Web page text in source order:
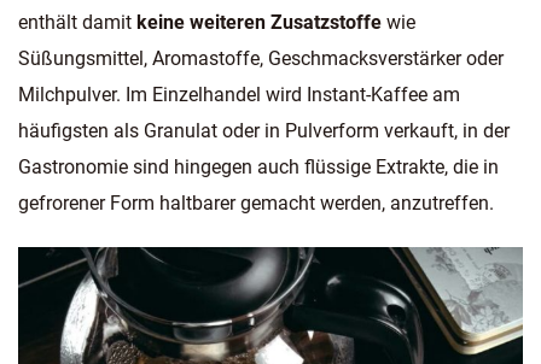
enthält damit keine weiteren Zusatzstoffe wie
Süßungsmittel, Aromastoffe, Geschmacksverstärker oder
Milchpulver. Im Einzelhandel wird Instant-Kaffee am
häufigsten als Granulat oder in Pulverform verkauft, in der
Gastronomie sind hingegen auch flüssige Extrakte, die in
gefrorener Form haltbarer gemacht werden, anzutreffen.